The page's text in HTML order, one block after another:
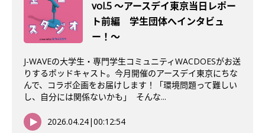
vol.5 〜アースデイ東京当日レポー
ト前編 学生団体へインタビュ
ー！〜
J-WAVEの大学生・専門学生コミュニティWACDOESがお送
りするポッドキャスト。今月開催のアースデイ東京にちな
んで、コラボ企画をお届けします！「環境問題って難しい
し、自分には関係ないかも」 そんな...
2026.04.24|00:12:54